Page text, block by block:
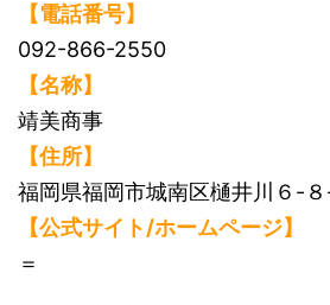
【電話番号】
092-866-2550
【名称】
靖美商事
【住所】
福岡県福岡市城南区樋井川６-８
【公式サイト/ホームページ】
＝